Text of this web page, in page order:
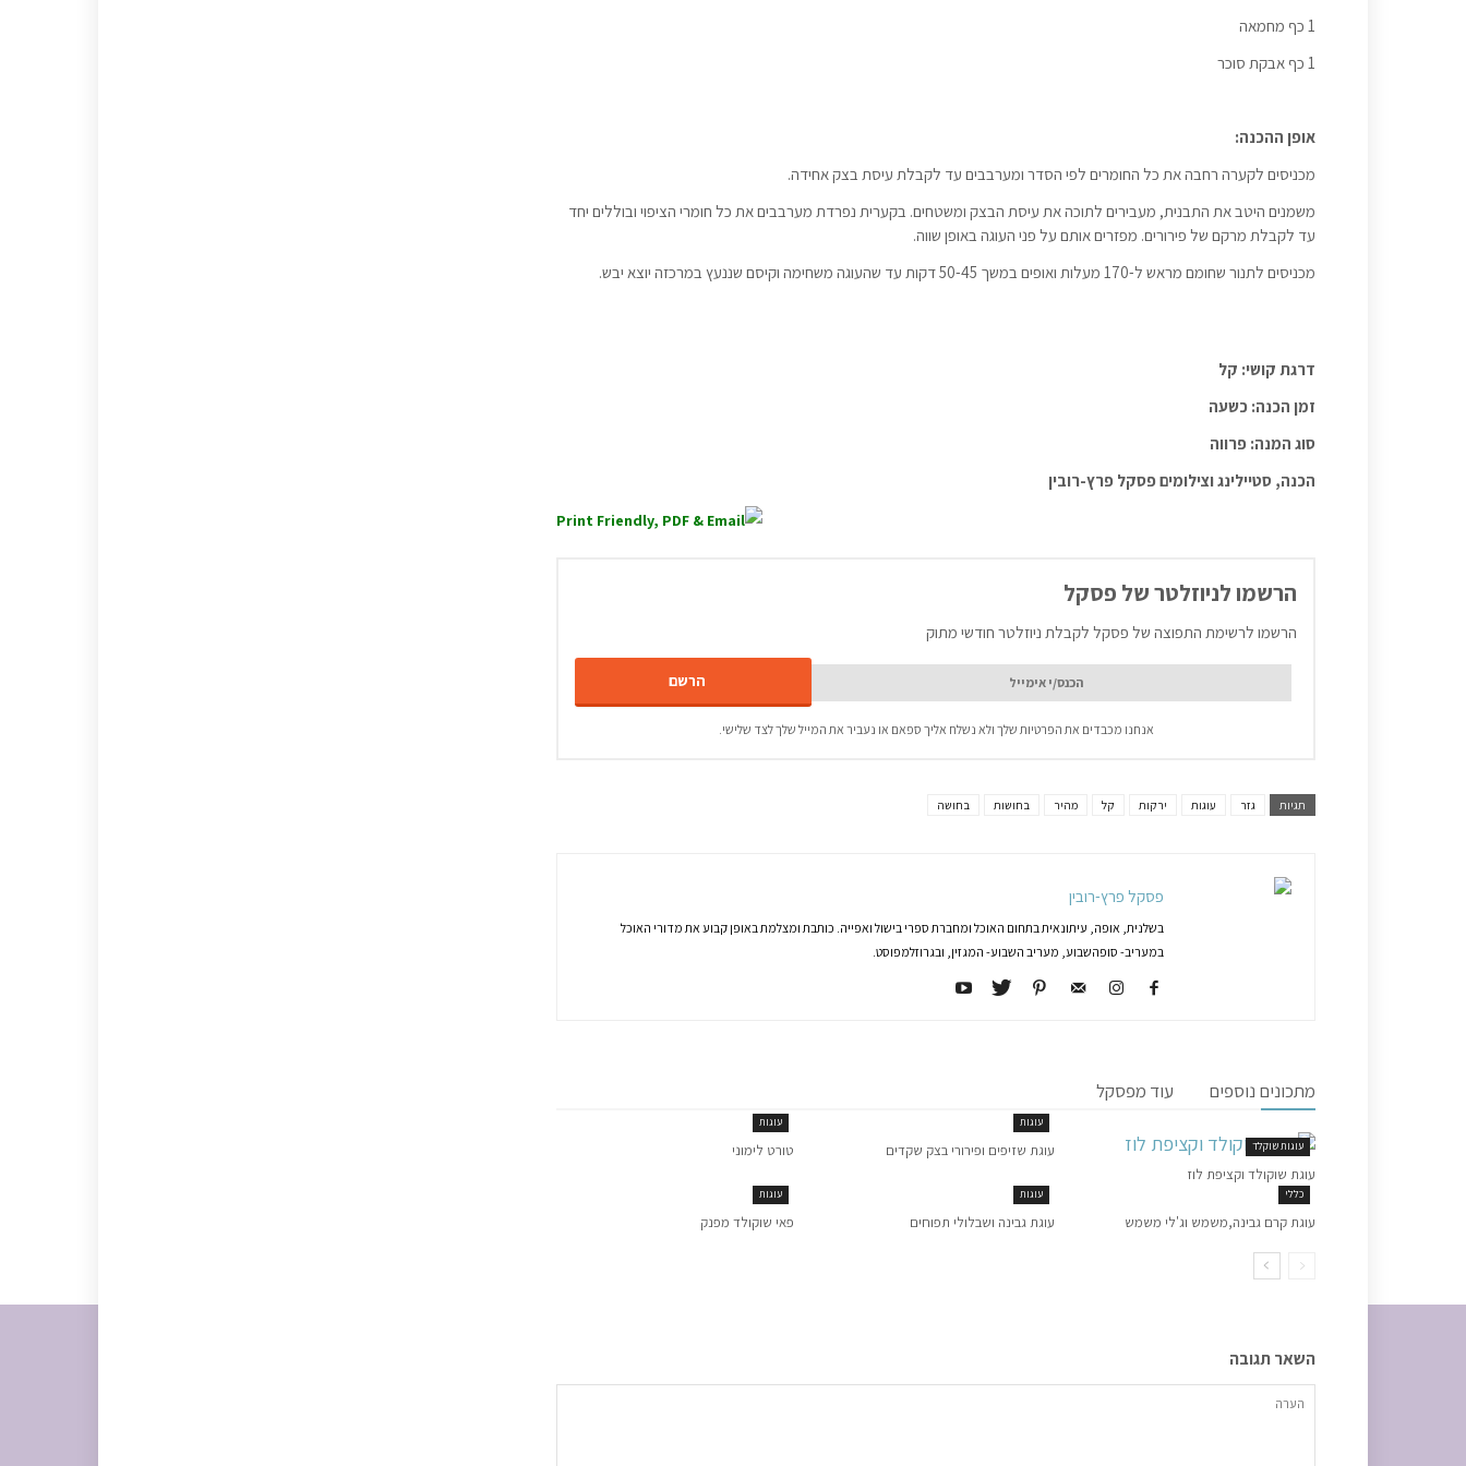
1 כף מחמאה
1 כף אבקת סוכר
אופן ההכנה:
מכניסים לקערה רחבה את כל החומרים לפי הסדר ומערבבים עד לקבלת עיסת בצק אחידה.
משמנים היטב את התבנית, מעבירים לתוכה את עיסת הבצק ומשטחים. בקערית נפרדת מערבבים את כל חומרי הציפוי ובוללים יחד
עד לקבלת מרקם של פירורים. מפזרים אותם על פני העוגה באופן שווה.
מכניסים לתנור שחומם מראש ל-170 מעלות ואופים במשך 50-45 דקות עד שהעוגה משחימה וקיסם שננעץ במרכזה יוצא יבש.
דרגת קושי: קל
זמן הכנה: כשעה
סוג המנה: פרווה
הכנה, סטיילינג וצילומים פסקל פרץ-רובין
הרשמו לניוזלטר של פסקל
הרשמו לרשימת התפוצה של פסקל לקבלת ניוזלטר חודשי מתוק
אנחנו מכבדים את הפרטיות שלך ולא נשלח אליך ספאם או נעביר את המייל שלך לצד שלישי.
תגיות גזר עוגות ירקות קל מהיר בחושות בחושה
פסקל פרץ-רובין
בשלנית, אופה, עיתונאית בתחום האוכל ומחברת ספרי בישול ואפייה. כותבת ומצלמת באופן קבוע את מדורי האוכל
במעריב- סופהשבוע, מעריב השבוע- המגזין, ובגרוזלמפוסט.
מתכונים נוספים עוד מפסקל
עוגות שוקלד
עוגת שוקולד וקציפת לוז
עוגות
עוגת שזיפים ופירורי בצק שקדים
עוגות
טורט לימוני
כללי
עוגת קרם גבינה,משמש וג'לי משמש
עוגות
עוגת גבינה ושבלולי תפוחים
עוגות
פאי שוקולד מפנק
השאר תגובה